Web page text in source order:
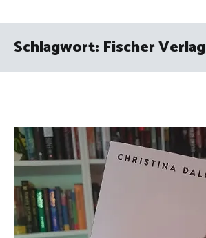
Schlagwort: Fischer Verlag